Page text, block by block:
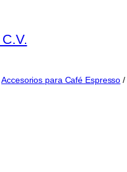
Accesorios para Café Espresso /